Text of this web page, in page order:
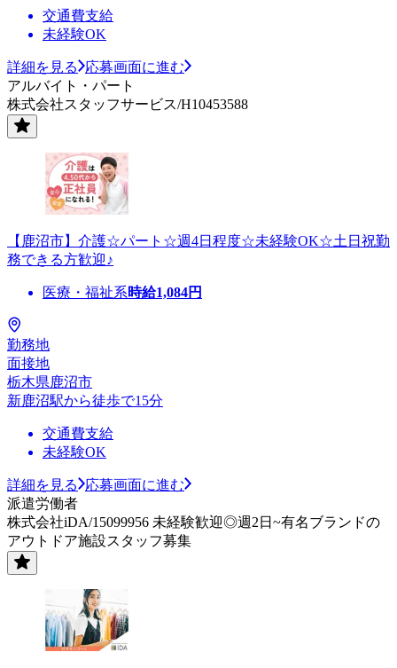
交通費支給
未経験OK
詳細を見る
応募画面に進む
アルバイト・パート
株式会社スタッフサービス/H10453588
【鹿沼市】介護☆パート☆週4日程度☆未経験OK☆土日祝勤
務できる方歓迎♪
医療・福祉系時給1,084円
勤務地
面接地
栃木県鹿沼市
新鹿沼駅から徒歩で15分
交通費支給
未経験OK
詳細を見る
応募画面に進む
派遣労働者
株式会社iDA/15099956 未経験歓迎◎週2日~有名ブランドの
アウトドア施設スタッフ募集